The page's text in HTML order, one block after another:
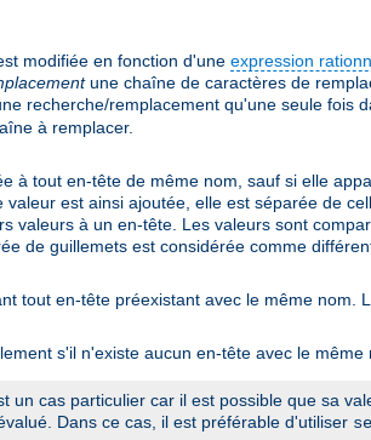
modifiée en fonction d'une expression
une chaîne de caractères de
recherche/remplacement qu'une seule fois
à remplacer.
à tout en-tête de même nom, sauf si elle
est ainsi ajoutée, elle est séparée de
valeurs à un en-tête. Les valeurs sont
de guillemets est considérée comme
tout en-tête préexistant avec le même nom.
s'il n'existe aucun en-tête avec le même
un cas particulier car il est possible que sa
Dans ce cas, il est préférable d'utiliser